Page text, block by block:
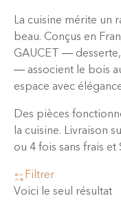
La cuisine mérite un
beau. Conçus en
GAUCET —
— associent le bois
espace avec
Des pièces
la cuisine. Livraison
ou 4 fois sans frais et
Filtrer
Voici le seul résultat